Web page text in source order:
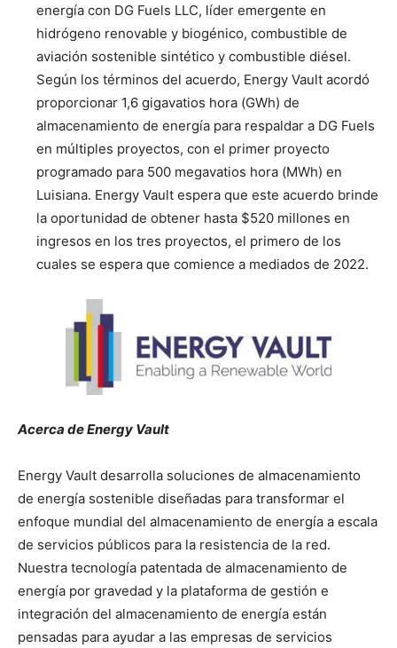
energía con DG Fuels LLC, líder emergente en
hidrógeno renovable y biogénico, combustible de
aviación sostenible sintético y combustible diésel.
Según los términos del acuerdo, Energy Vault acordó
proporcionar 1,6 gigavatios hora (GWh) de
almacenamiento de energía para respaldar a DG Fuels
en múltiples proyectos, con el primer proyecto
programado para 500 megavatios hora (MWh) en
Luisiana. Energy Vault espera que este acuerdo brinde
la oportunidad de obtener hasta $520 millones en
ingresos en los tres proyectos, el primero de los
cuales se espera que comience a mediados de 2022.
Acerca de Energy Vault
Energy Vault desarrolla soluciones de almacenamiento
de energía sostenible diseñadas para transformar el
enfoque mundial del almacenamiento de energía a escala
de servicios públicos para la resistencia de la red.
Nuestra tecnología patentada de almacenamiento de
energía por gravedad y la plataforma de gestión e
integración del almacenamiento de energía están
pensadas para ayudar a las empresas de servicios